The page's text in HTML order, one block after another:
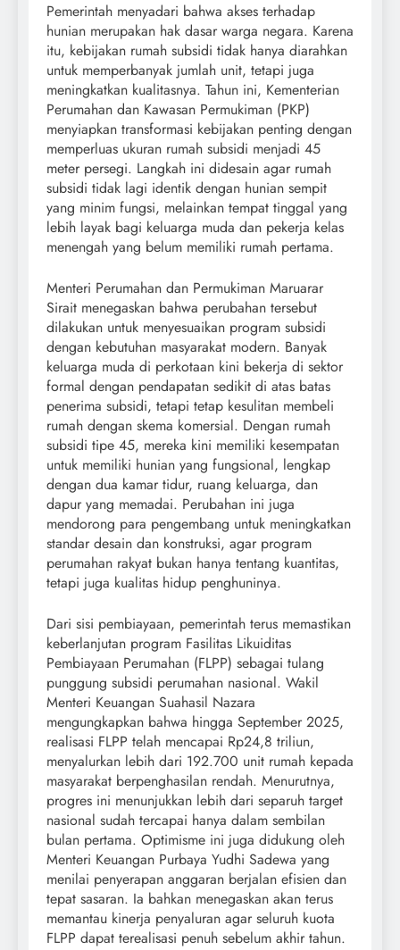
Pemerintah menyadari bahwa akses terhadap
hunian merupakan hak dasar warga negara. Karena
itu, kebijakan rumah subsidi tidak hanya diarahkan
untuk memperbanyak jumlah unit, tetapi juga
meningkatkan kualitasnya. Tahun ini, Kementerian
Perumahan dan Kawasan Permukiman (PKP)
menyiapkan transformasi kebijakan penting dengan
memperluas ukuran rumah subsidi menjadi 45
meter persegi. Langkah ini didesain agar rumah
subsidi tidak lagi identik dengan hunian sempit
yang minim fungsi, melainkan tempat tinggal yang
lebih layak bagi keluarga muda dan pekerja kelas
menengah yang belum memiliki rumah pertama.
Menteri Perumahan dan Permukiman Maruarar
Sirait menegaskan bahwa perubahan tersebut
dilakukan untuk menyesuaikan program subsidi
dengan kebutuhan masyarakat modern. Banyak
keluarga muda di perkotaan kini bekerja di sektor
formal dengan pendapatan sedikit di atas batas
penerima subsidi, tetapi tetap kesulitan membeli
rumah dengan skema komersial. Dengan rumah
subsidi tipe 45, mereka kini memiliki kesempatan
untuk memiliki hunian yang fungsional, lengkap
dengan dua kamar tidur, ruang keluarga, dan
dapur yang memadai. Perubahan ini juga
mendorong para pengembang untuk meningkatkan
standar desain dan konstruksi, agar program
perumahan rakyat bukan hanya tentang kuantitas,
tetapi juga kualitas hidup penghuninya.
Dari sisi pembiayaan, pemerintah terus memastikan
keberlanjutan program Fasilitas Likuiditas
Pembiayaan Perumahan (FLPP) sebagai tulang
punggung subsidi perumahan nasional. Wakil
Menteri Keuangan Suahasil Nazara
mengungkapkan bahwa hingga September 2025,
realisasi FLPP telah mencapai Rp24,8 triliun,
menyalurkan lebih dari 192.700 unit rumah kepada
masyarakat berpenghasilan rendah. Menurutnya,
progres ini menunjukkan lebih dari separuh target
nasional sudah tercapai hanya dalam sembilan
bulan pertama. Optimisme ini juga didukung oleh
Menteri Keuangan Purbaya Yudhi Sadewa yang
menilai penyerapan anggaran berjalan efisien dan
tepat sasaran. Ia bahkan menegaskan akan terus
memantau kinerja penyaluran agar seluruh kuota
FLPP dapat terealisasi penuh sebelum akhir tahun.